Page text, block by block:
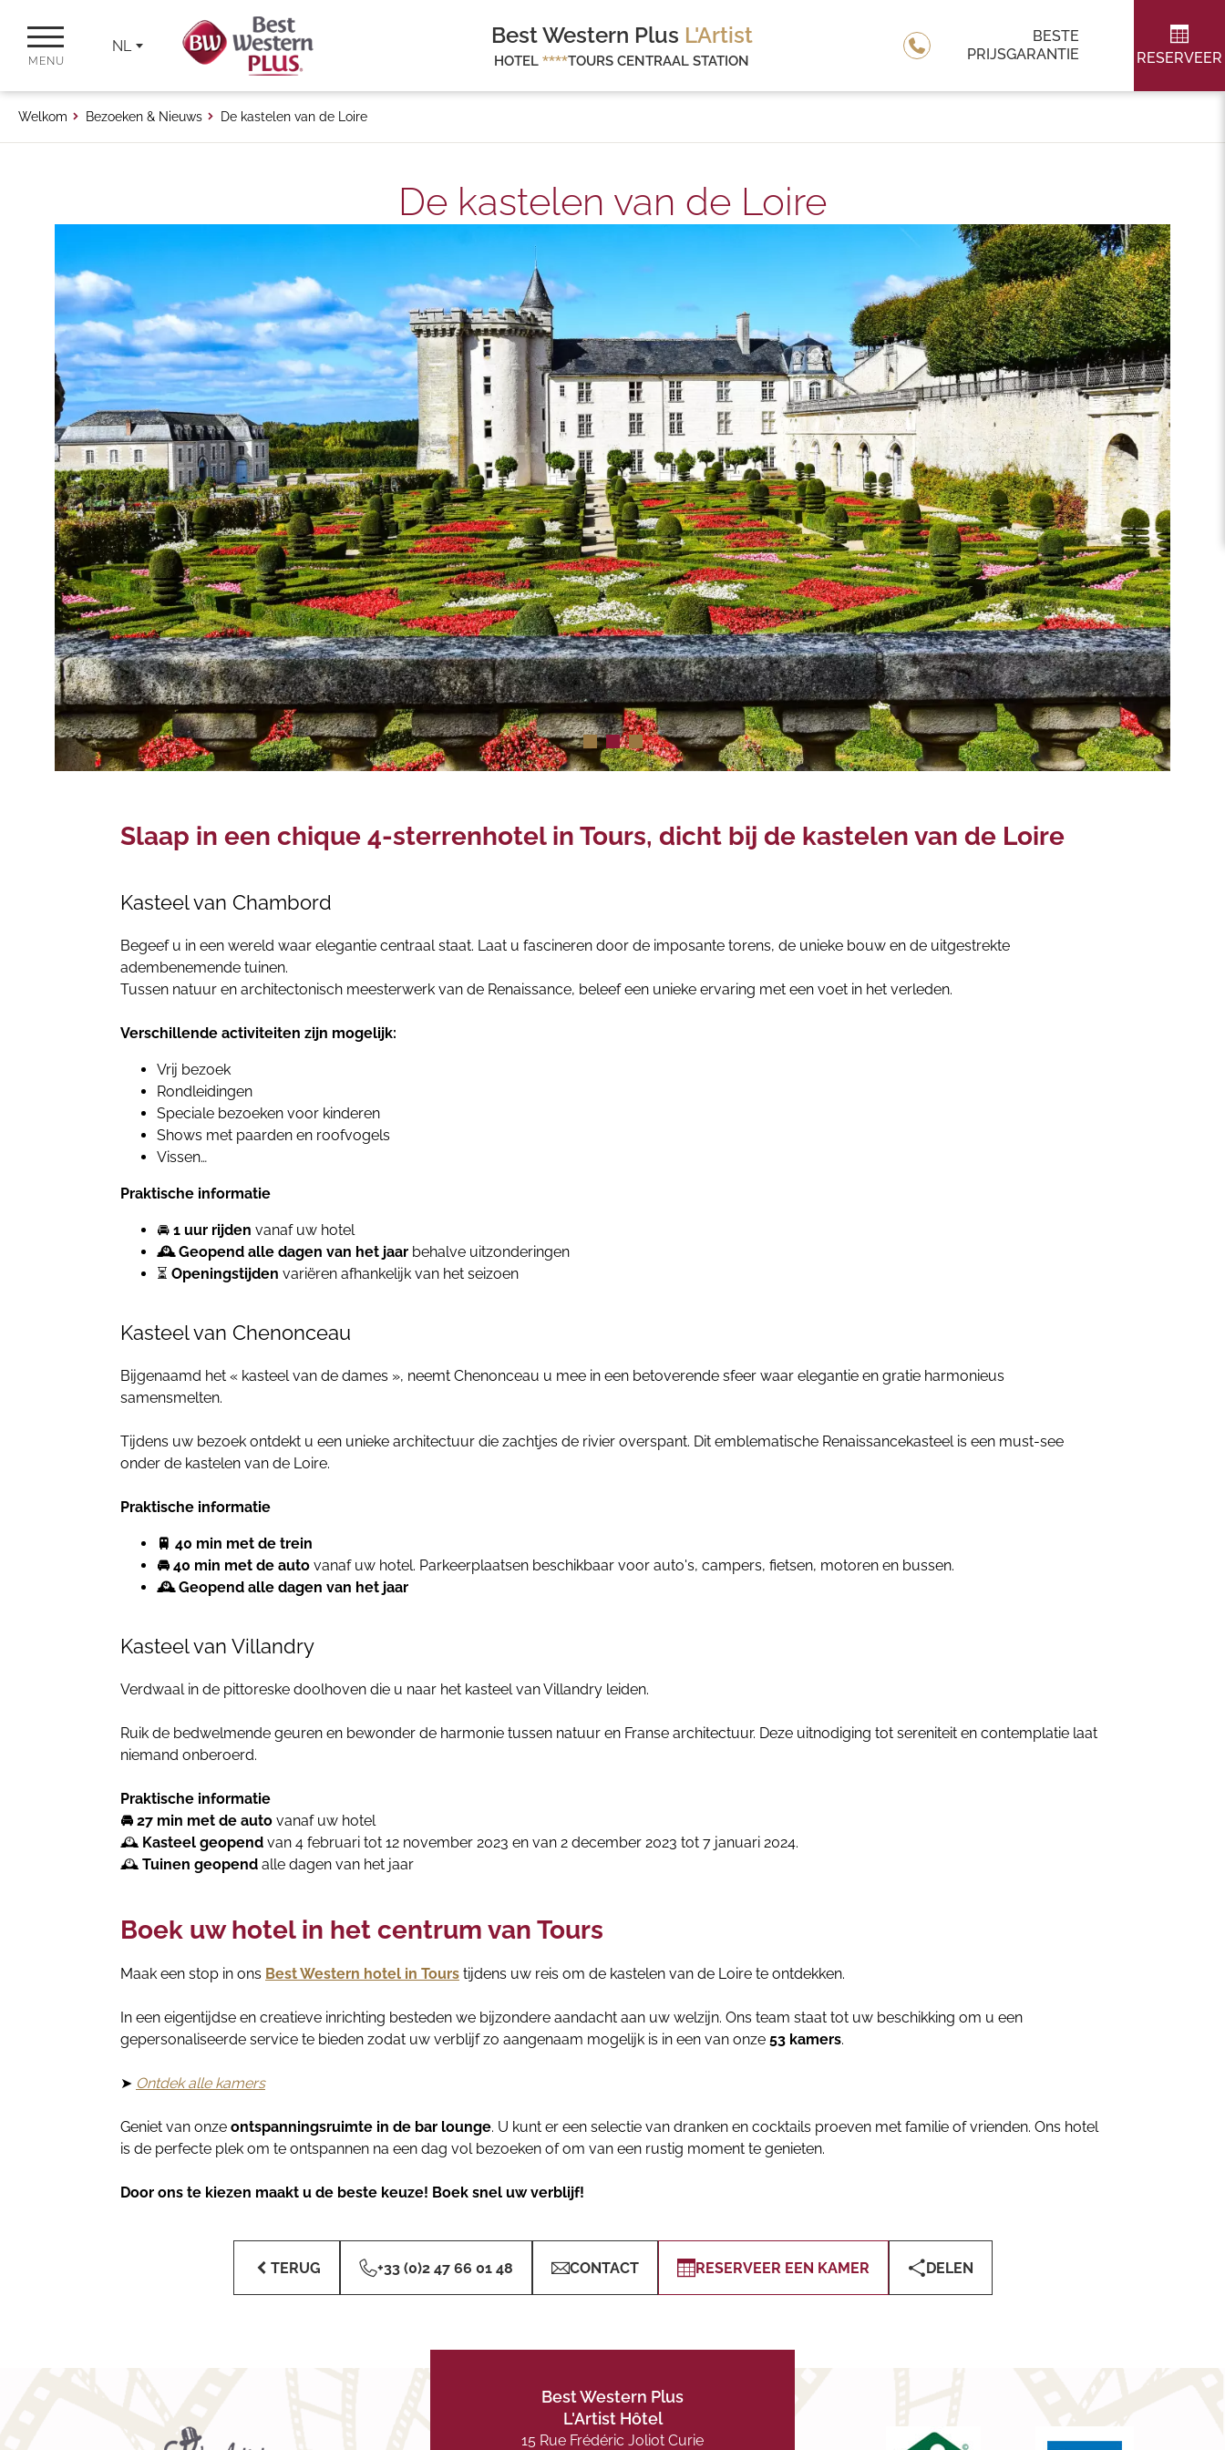
MENU
NL Best Western Plus L'Artist
HOTEL ****TOURS CENTRAAL STATION
BESTE
PRIJSGARANTIE
RESERVEER
Welkom Bezoeken & Nieuws De kastelen van de Loire
De kastelen van de Loire
Slaap in een chique 4-sterrenhotel in Tours, dicht bij de kastelen van de Loire
Kasteel van Chambord
Begeef u in een wereld waar elegantie centraal staat. Laat u fascineren door de imposante torens, de unieke bouw en de uitgestrekte
adembenemende tuinen.
Tussen natuur en architectonisch meesterwerk van de Renaissance, beleef een unieke ervaring met een voet in het verleden.
Verschillende activiteiten zijn mogelijk:
Vrij bezoek
Rondleidingen
Speciale bezoeken voor kinderen
Shows met paarden en roofvogels
Vissen…
Praktische informatie
🚘 1 uur rijden vanaf uw hotel
🕰 Geopend alle dagen van het jaar behalve uitzonderingen
⏳ Openingstijden variëren afhankelijk van het seizoen
Kasteel van Chenonceau
Bijgenaamd het « kasteel van de dames », neemt Chenonceau u mee in een betoverende sfeer waar elegantie en gratie harmonieus
samensmelten.
Tijdens uw bezoek ontdekt u een unieke architectuur die zachtjes de rivier overspant. Dit emblematische Renaissancekasteel is een must-see
onder de kastelen van de Loire.
Praktische informatie
🚆 40 min met de trein
🚘 40 min met de auto vanaf uw hotel. Parkeerplaatsen beschikbaar voor auto's, campers, fietsen, motoren en bussen.
🕰 Geopend alle dagen van het jaar
Kasteel van Villandry
Verdwaal in de pittoreske doolhoven die u naar het kasteel van Villandry leiden.
Ruik de bedwelmende geuren en bewonder de harmonie tussen natuur en Franse architectuur. Deze uitnodiging tot sereniteit en contemplatie laat
niemand onberoerd.
Praktische informatie
🚘 27 min met de auto vanaf uw hotel
🕰 Kasteel geopend van 4 februari tot 12 november 2023 en van 2 december 2023 tot 7 januari 2024.
🕰 Tuinen geopend alle dagen van het jaar
Boek uw hotel in het centrum van Tours
Maak een stop in ons Best Western hotel in Tours tijdens uw reis om de kastelen van de Loire te ontdekken.
In een eigentijdse en creatieve inrichting besteden we bijzondere aandacht aan uw welzijn. Ons team staat tot uw beschikking om u een
gepersonaliseerde service te bieden zodat uw verblijf zo aangenaam mogelijk is in een van onze 53 kamers.
➤ Ontdek alle kamers
Geniet van onze ontspanningsruimte in de bar lounge. U kunt er een selectie van dranken en cocktails proeven met familie of vrienden. Ons hotel
is de perfecte plek om te ontspannen na een dag vol bezoeken of om van een rustig moment te genieten.
Door ons te kiezen maakt u de beste keuze! Boek snel uw verblijf!
TERUG +33 (0)2 47 66 01 48 CONTACT RESERVEER EEN KAMER DELEN
Best Western Plus
L'Artist Hôtel
15 Rue Frédéric Joliot Curie